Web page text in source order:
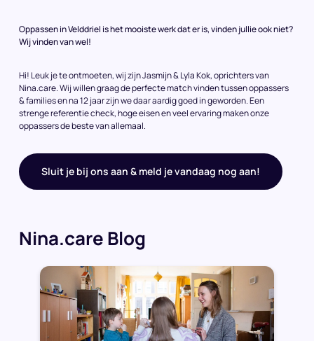
Oppassen in Velddriel is het mooiste werk dat er is, vinden jullie ook niet?
Wij vinden van wel!
Hi! Leuk je te ontmoeten, wij zijn Jasmijn & Lyla Kok, oprichters van
Nina.care. Wij willen graag de perfecte match vinden tussen oppassers
& families en na 12 jaar zijn we daar aardig goed in geworden. Een
strenge referentie check, hoge eisen en veel ervaring maken onze
oppassers de beste van allemaal.
Sluit je bij ons aan & meld je vandaag nog aan!
Nina.care Blog